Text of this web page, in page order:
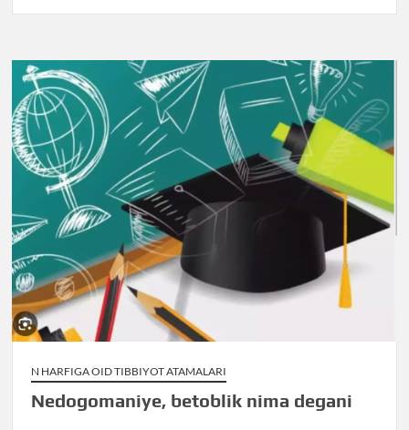
N HARFIGA OID TIBBIYOT ATAMALARI
Nedogomaniye, betoblik nima degani